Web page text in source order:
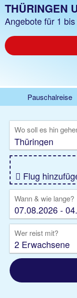
THÜRINGEN
Angebote für 1
Pauschalreise
Rundreise
Gruppenreise
Wo soll es hin
Flug
Wann & wie lange?
07.08.2026 -
Wer reist mit?
2 Erwachsene